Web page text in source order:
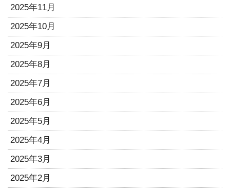
2025年11月
2025年10月
2025年9月
2025年8月
2025年7月
2025年6月
2025年5月
2025年4月
2025年3月
2025年2月